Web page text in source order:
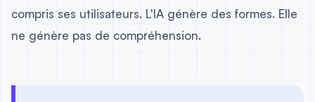
compris ses utilisateurs. L'IA génère des formes. Elle
ne génère pas de compréhension.